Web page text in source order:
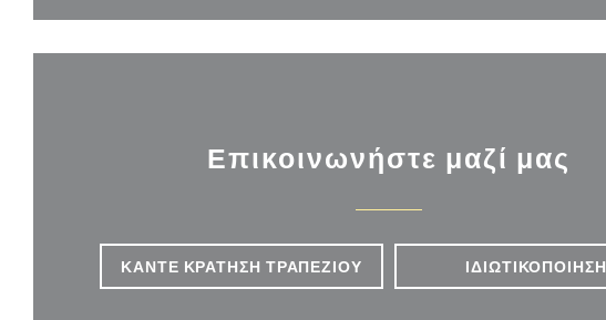
Επικοινωνήστε μαζί μας
ΚΆΝΤΕ ΚΡΆΤΗΣΗ ΤΡΑΠΕΖΙΟΎ ΙΔΙΩΤΙΚΟΠΟΊΗΣΗ